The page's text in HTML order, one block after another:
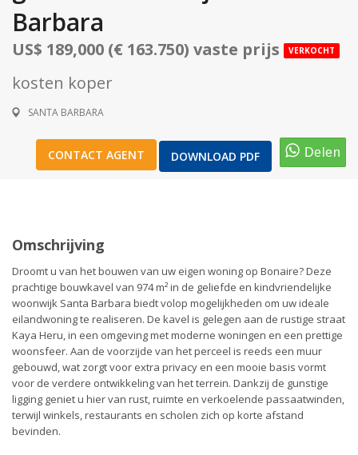
1 14
Barbara
US$ 189,000 (€ 163.750) vaste prijs VERKOCHT
kosten koper
SANTA BARBARA
CONTACT AGENT DOWNLOAD PDF
Omschrijving
Droomt u van het bouwen van uw eigen woning op Bonaire? Deze
prachtige bouwkavel van 974 m² in de geliefde en kindvriendelijke
woonwijk Santa Barbara biedt volop mogelijkheden om uw ideale
eilandwoning te realiseren. De kavel is gelegen aan de rustige straat
Kaya Heru, in een omgeving met moderne woningen en een prettige
woonsfeer. Aan de voorzijde van het perceel is reeds een muur
gebouwd, wat zorgt voor extra privacy en een mooie basis vormt
voor de verdere ontwikkeling van het terrein. Dankzij de gunstige
ligging geniet u hier van rust, ruimte en verkoelende passaatwinden,
terwijl winkels, restaurants en scholen zich op korte afstand
bevinden.